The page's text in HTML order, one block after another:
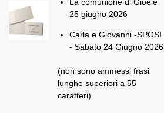
La comunione di Gioele
25 giugno 2026
Carla e Giovanni -SPOSI
- Sabato 24 Giugno 2026
(non sono ammessi frasi
lunghe superiori a 55
caratteri)